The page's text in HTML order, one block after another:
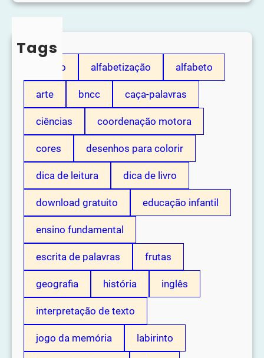
Tags
adição alfabetização alfabeto
arte bncc caça-palavras
ciências coordenação motora
cores desenhos para colorir
dica de leitura dica de livro
download gratuito educação infantil
ensino fundamental
escrita de palavras frutas
geografia história inglês
interpretação de texto
jogo da memória labirinto